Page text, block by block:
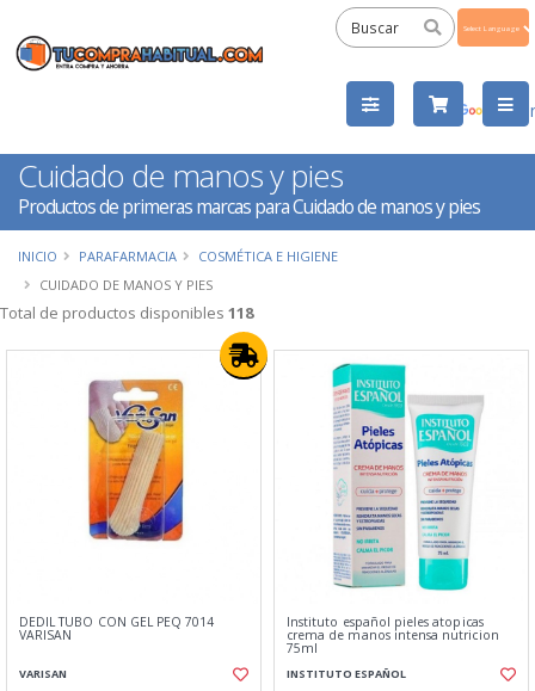
by
Cuidado de manos y pies
Productos de primeras marcas para Cuidado de manos y pies
INICIO PARAFARMACIA
COSMÉTICA E HIGIENE
CUIDADO DE MANOS Y PIES
Total de productos disponibles 118
DEDIL TUBO CON GEL PEQ 7014
VARISAN
VARISAN
Instituto español pieles atopicas
crema de manos intensa nutricion
75ml
INSTITUTO ESPAÑOL